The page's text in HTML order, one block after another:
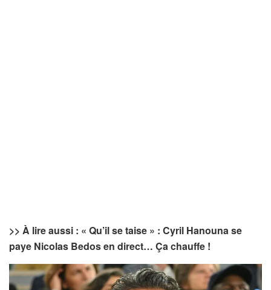
>> À lire aussi : « Qu’il se taise » : Cyril Hanouna se
paye Nicolas Bedos en direct… Ça chauffe !